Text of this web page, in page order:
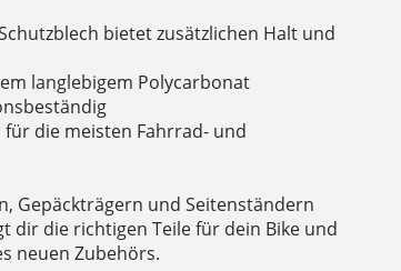
bietet zusätzlichen Halt und
langlebigem Polycarbonat
die meisten Fahrrad- und
Gepäckträgern und Seitenständern
dir die richtigen Teile für dein Bike und
neuen Zubehörs.